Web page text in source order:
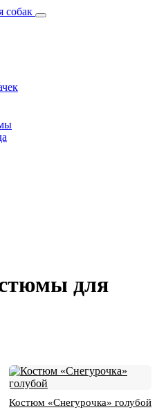
для
Костюм «Снегурочка» голубой